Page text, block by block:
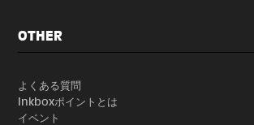
OTHER
よくある質問
Inkboxポイントとは
イベント